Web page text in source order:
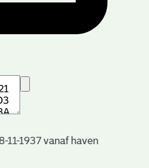
11-1937 vanaf haven